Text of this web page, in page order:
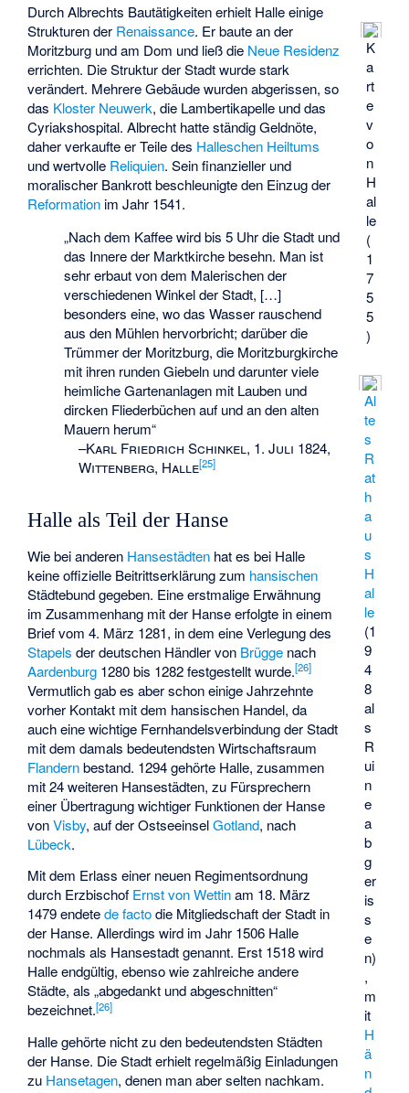
K
a
rt
e
v
o
n
H
al
le
(
1
7
5
5
)
Al
te
s
R
at
h
a
u
s
H
al
le
(1
9
4
8
al
s
R
ui
n
e
a
b
g
er
is
s
e
n)
,
m
it
H
ä
n
Durch Albrechts Bautätigkeiten erhielt Halle einige
Strukturen der Renaissance. Er baute an der
Moritzburg und am Dom und ließ die Neue Residenz
errichten. Die Struktur der Stadt wurde stark
verändert. Mehrere Gebäude wurden abgerissen, so
das Kloster Neuwerk, die Lambertikapelle und das
Cyriakshospital. Albrecht hatte ständig Geldnöte,
daher verkaufte er Teile des Halleschen Heiltums
und wertvolle Reliquien. Sein finanzieller und
moralischer Bankrott beschleunigte den Einzug der
Reformation im Jahr 1541.
„Nach dem Kaffee wird bis 5 Uhr die Stadt und
das Innere der Marktkirche besehn. Man ist
sehr erbaut von dem Malerischen der
verschiedenen Winkel der Stadt, […]
besonders eine, wo das Wasser rauschend
aus den Mühlen hervorbricht; darüber die
Trümmer der Moritzburg, die Moritzburgkirche
mit ihren runden Giebeln und darunter viele
heimliche Gartenanlagen mit Lauben und
dircken Fliederbüchen auf und an den alten
Mauern herum“
–Karl Friedrich Schinkel, 1. Juli 1824,
Wittenberg, Halle[25]
Halle als Teil der Hanse
Wie bei anderen Hansestädten hat es bei Halle
keine offizielle Beitrittserklärung zum hansischen
Städtebund gegeben. Eine erstmalige Erwähnung
im Zusammenhang mit der Hanse erfolgte in einem
Brief vom 4. März 1281, in dem eine Verlegung des
Stapels der deutschen Händler von Brügge nach
Aardenburg 1280 bis 1282 festgestellt wurde.[26]
Vermutlich gab es aber schon einige Jahrzehnte
vorher Kontakt mit dem hansischen Handel, da
auch eine wichtige Fernhandelsverbindung der Stadt
mit dem damals bedeutendsten Wirtschaftsraum
Flandernbestand. 1294 gehörte Halle, zusammen
mit 24 weiteren Hansestädten, zu Fürsprechern
einer Übertragung wichtiger Funktionen der Hanse
vonVisby, auf der OstseeinselGotland, nach
Lübeck.
Mit dem Erlass einer neuen Regimentsordnung
durch Erzbischof Ernst von Wettinam 18. März
1479 endetede factodie Mitgliedschaft der Stadt in
der Hanse. Allerdings wird im Jahr 1506 Halle
nochmals als Hansestadt genannt. Erst 1518 wird
Halle endgültig, ebenso wie zahlreiche andere
Städte, als „abgedankt und abgeschnitten“
bezeichnet.[26]
Halle gehörte nicht zu den bedeutendsten Städten
der Hanse. Die Stadt erhielt regelmäßig Einladungen
zu Hansetagen, denen man aber selten nachkam.